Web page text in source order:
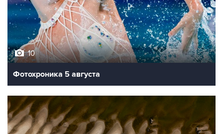
10
Фотохроника 5 августа